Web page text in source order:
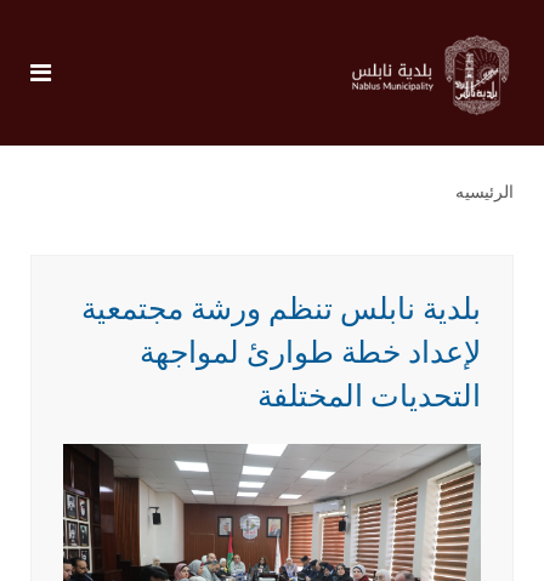
الرئيسيه
بلدية نابلس تنظم ورشة مجتمعية
لإعداد خطة طوارئ لمواجهة
التحديات المختلفة